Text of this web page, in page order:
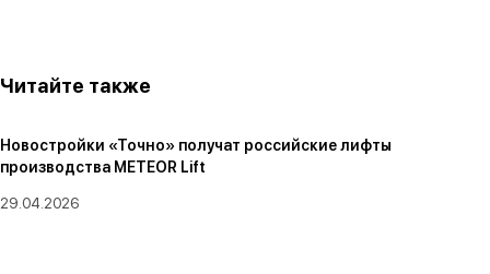
Читайте также
Новостройки «Точно» получат российские лифты
производства METEOR Lift
29.04.2026